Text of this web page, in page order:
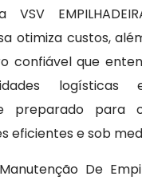
otimiza custos,
confiável que
preparado para
eficientes e sob
De